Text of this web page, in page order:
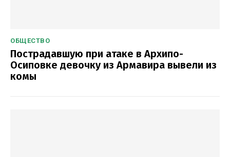
ОБЩЕСТВО
Пострадавшую при атаке в Архипо-
Осиповке девочку из Армавира вывели из
комы